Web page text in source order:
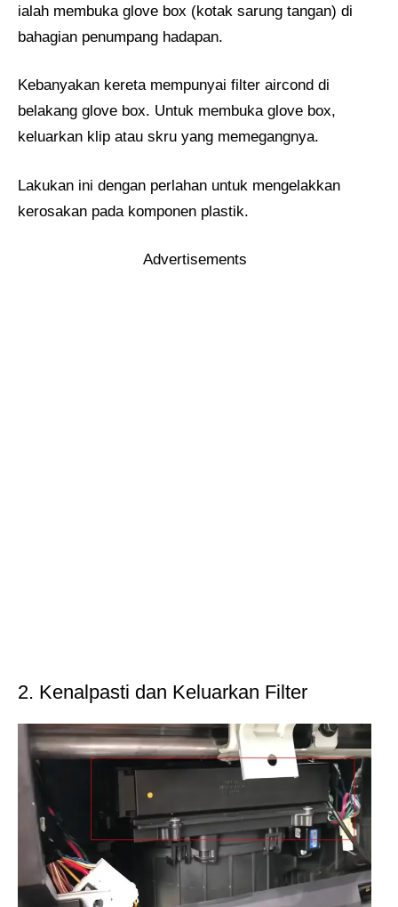
ialah membuka glove box (kotak sarung tangan) di
bahagian penumpang hadapan.
Kebanyakan kereta mempunyai filter aircond di
belakang glove box. Untuk membuka glove box,
keluarkan klip atau skru yang memegangnya.
Lakukan ini dengan perlahan untuk mengelakkan
kerosakan pada komponen plastik.
Advertisements
2. Kenalpasti dan Keluarkan Filter